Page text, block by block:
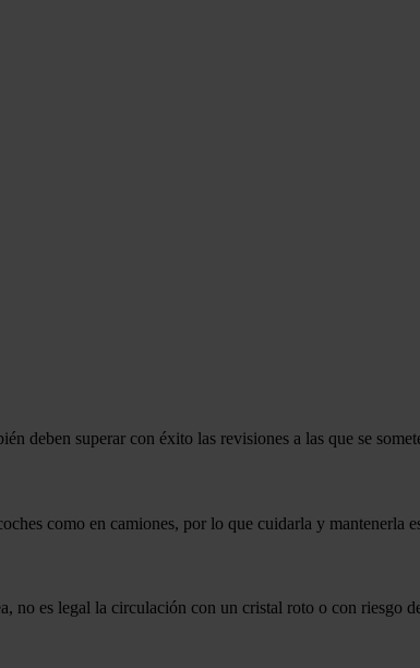
deben superar con éxito las revisiones a las que se
como en camiones, por lo que cuidarla y mantenerla
no es legal la circulación con un cristal roto o con riesgo